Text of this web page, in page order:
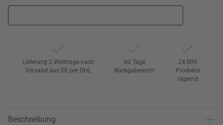
Lieferung 2 Werktage nach
Versand aus DE per DHL
60 Tage
Rückgaberecht
24.000
Produkte
lagernd
Beschreibung